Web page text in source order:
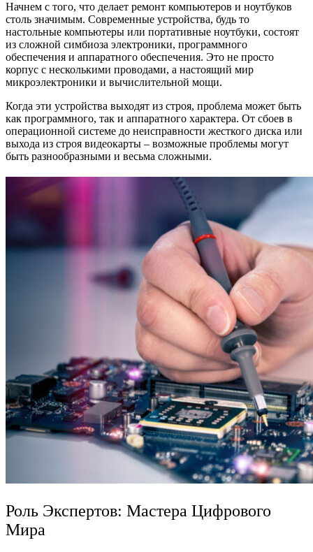
Начнем с того, что делает ремонт компьютеров и ноутбуков
столь значимым. Современные устройства, будь то
настольные компьютеры или портативные ноутбуки, состоят
из сложной симбиоза электроники, программного
обеспечения и аппаратного обеспечения. Это не просто
корпус с несколькими проводами, а настоящий мир
микроэлектроники и вычислительной мощи.
Когда эти устройства выходят из строя, проблема может быть
как программного, так и аппаратного характера. От сбоев в
операционной системе до неисправности жесткого диска или
выхода из строя видеокарты – возможные проблемы могут
быть разнообразными и весьма сложными.
Роль Экспертов: Мастера Цифрового
Мира